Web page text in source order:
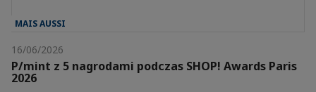
MAIS AUSSI
16/06/2026
P/mint z 5 nagrodami podczas SHOP! Awards Paris
2026